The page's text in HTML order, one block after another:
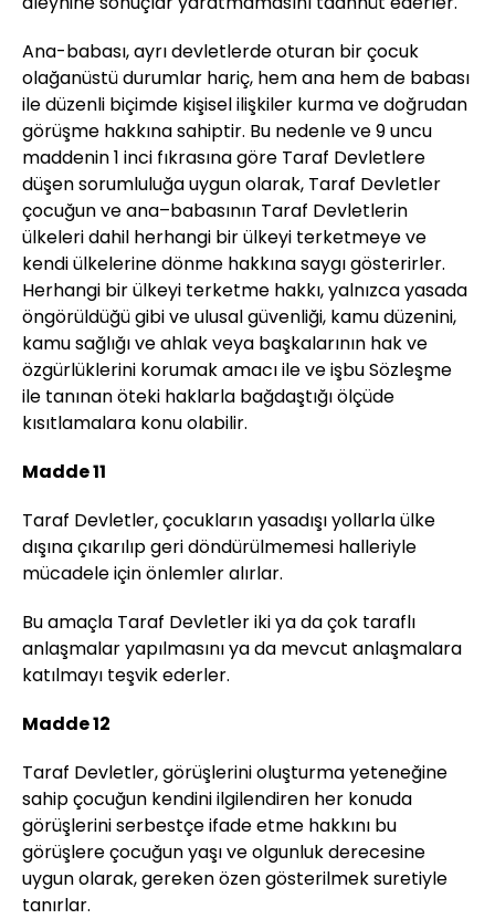
Ana-babası, ayrı devletlerde oturan bir çocuk
olağanüstü durumlar hariç, hem ana hem de babası
ile düzenli biçimde kişisel ilişkiler kurma ve doğrudan
görüşme hakkına sahiptir. Bu nedenle ve 9 uncu
maddenin 1 inci fıkrasına göre Taraf Devletlere
düşen sorumluluğa uygun olarak, Taraf Devletler
çocuğun ve ana–babasının Taraf Devletlerin
ülkeleri dahil herhangi bir ülkeyi terketmeye ve
kendi ülkelerine dönme hakkına saygı gösterirler.
Herhangi bir ülkeyi terketme hakkı, yalnızca yasada
öngörüldüğü gibi ve ulusal güvenliği, kamu düzenini,
kamu sağlığı ve ahlak veya başkalarının hak ve
özgürlüklerini korumak amacı ile ve işbu Sözleşme
ile tanınan öteki haklarla bağdaştığı ölçüde
kısıtlamalara konu olabilir.
Madde 11
Taraf Devletler, çocukların yasadışı yollarla ülke
dışına çıkarılıp geri döndürülmemesi halleriyle
mücadele için önlemler alırlar.
Bu amaçla Taraf Devletler iki ya da çok taraflı
anlaşmalar yapılmasını ya da mevcut anlaşmalara
katılmayı teşvik ederler.
Madde 12
Taraf Devletler, görüşlerini oluşturma yeteneğine
sahip çocuğun kendini ilgilendiren her konuda
görüşlerini serbestçe ifade etme hakkını bu
görüşlere çocuğun yaşı ve olgunluk derecesine
uygun olarak, gereken özen gösterilmek suretiyle
tanırlar.